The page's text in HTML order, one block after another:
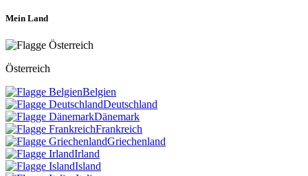
Mein Land
Österreich
Belgien
Deutschland
Dänemark
Frankreich
Griechenland
Irland
Island